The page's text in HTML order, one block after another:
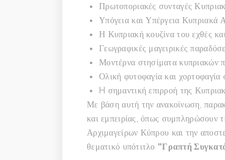
Πρωτοποριακές συνταγές
Υπόγεια και Υπέργεια Κυπριακά
Η Κυπριακή κουζίνα του εχθές
Γεωγραφικές μαγειρικές
Μοντέρνα στησίματα κυπριακών
Ολική φυτοφαγία και χορτοφαγία
H σημαντική επιρροή της
Με βάση αυτή την ανακοίνωση,
και εμπειρίας, όπως συμπληρώσουν
Αρχιμαγείρων Κύπρου και την
θεματικό υπότιτλο “Γραπτή